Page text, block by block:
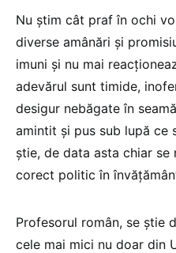
Nu știm cât praf în ochi
diverse amânări și
imuni și nu mai
adevărul sunt timide,
desigur nebăgate în
amintit și pus sub lupă ce
știe, de data asta chiar se
corect politic în
Profesorul român, se știe
cele mai mici nu doar din